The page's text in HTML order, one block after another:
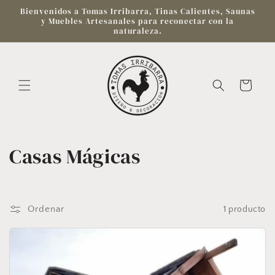
directamente
al contenido
Bienvenidos a Tomas Irribarra, Tinas Calientes, Saunas
y Muebles Artesanales para reconectar con la
naturaleza.
Carrito
C
l
e
Casas Mágicas
Ordenar 1 producto